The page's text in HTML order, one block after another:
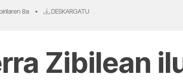
8a • DESKARGATU
Zibilean